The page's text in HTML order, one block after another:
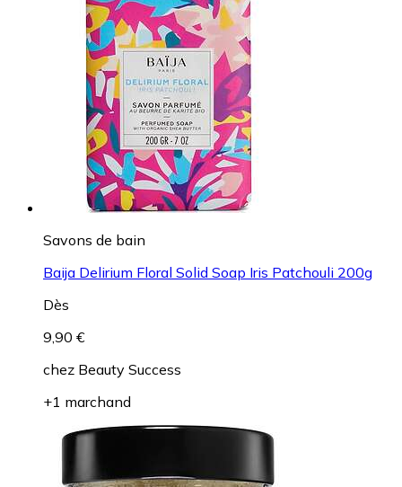
Savons de bain
Baija Delirium Floral Solid Soap Iris Patchouli 200g
Dès
9,90 €
chez Beauty Success
+1 marchand